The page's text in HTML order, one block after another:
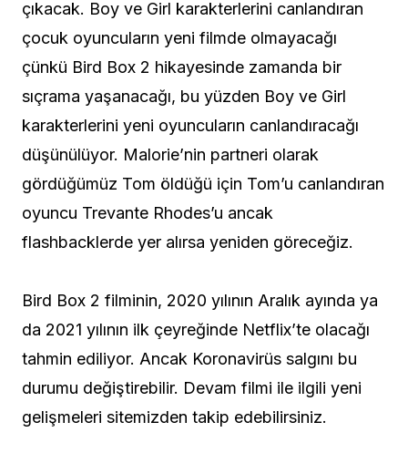
çıkacak. Boy ve Girl karakterlerini canlandıran
çocuk oyuncuların yeni filmde olmayacağı
çünkü Bird Box 2 hikayesinde zamanda bir
sıçrama yaşanacağı, bu yüzden Boy ve Girl
karakterlerini yeni oyuncuların canlandıracağı
düşünülüyor. Malorie’nin partneri olarak
gördüğümüz Tom öldüğü için Tom’u canlandıran
oyuncu Trevante Rhodes’u ancak
flashbacklerde yer alırsa yeniden göreceğiz.
Bird Box 2 filminin, 2020 yılının Aralık ayında ya
da 2021 yılının ilk çeyreğinde Netflix’te olacağı
tahmin ediliyor. Ancak Koronavirüs salgını bu
durumu değiştirebilir. Devam filmi ile ilgili yeni
gelişmeleri sitemizden takip edebilirsiniz.